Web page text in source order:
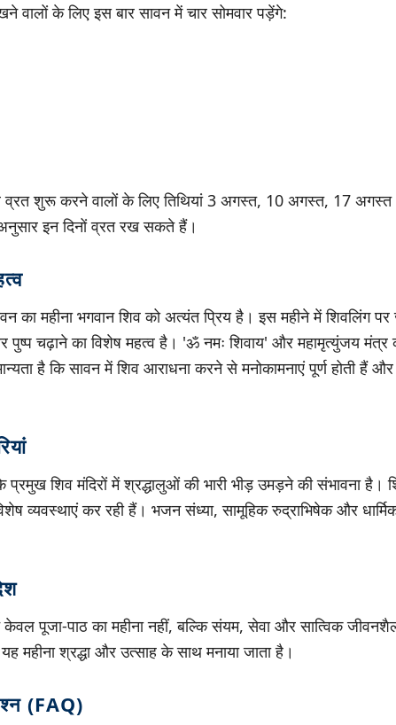
वालों के लिए इस बार सावन में चार सोमवार पड़ेंगे:
व्रत शुरू करने वालों के लिए तिथियां 3 अगस्त, 10 अगस्त, 17
इन दिनों व्रत रख सकते हैं।
का महीना भगवान शिव को अत्यंत प्रिय है। इस महीने में शिवलिंग
चढ़ाने का विशेष महत्व है। 'ॐ नमः शिवाय' और महामृत्युंजय मंत्र
है कि सावन में शिव आराधना करने से मनोकामनाएं पूर्ण होती हैं
शिव मंदिरों में श्रद्धालुओं की भारी भीड़ उमड़ने की संभावना है।
विशेष व्यवस्थाएं कर रही हैं। भजन संध्या, सामूहिक रुद्राभिषेक और
केवल पूजा-पाठ का महीना नहीं, बल्कि संयम, सेवा और सात्विक
महीना श्रद्धा और उत्साह के साथ मनाया जाता है।
(FAQ)